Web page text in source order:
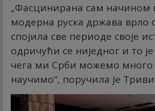
„Фасцинирана сам начином
модерна руска држава врло
спојила све периоде своје
одричући се ниједног и то
чега ми Срби можемо много
научимо“, поручила је